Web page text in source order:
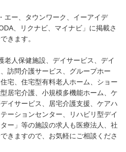
エー、タウンワーク、イーアイデ
、リクナビ、マイナビ」に掲載さ
きます。
老人保健施設、デイサービス、デイ
訪問介護サービス、グループホー
宅、住宅型有料老人ホーム、ショー
居宅介護、小規模多機能ホーム、ケ
イサービス、居宅介護支援、ケアハ
ーションセンター、リハビリ型デイ
ー」等の施設の求人も医療法人、社
きますので、お気軽にご相談くださ